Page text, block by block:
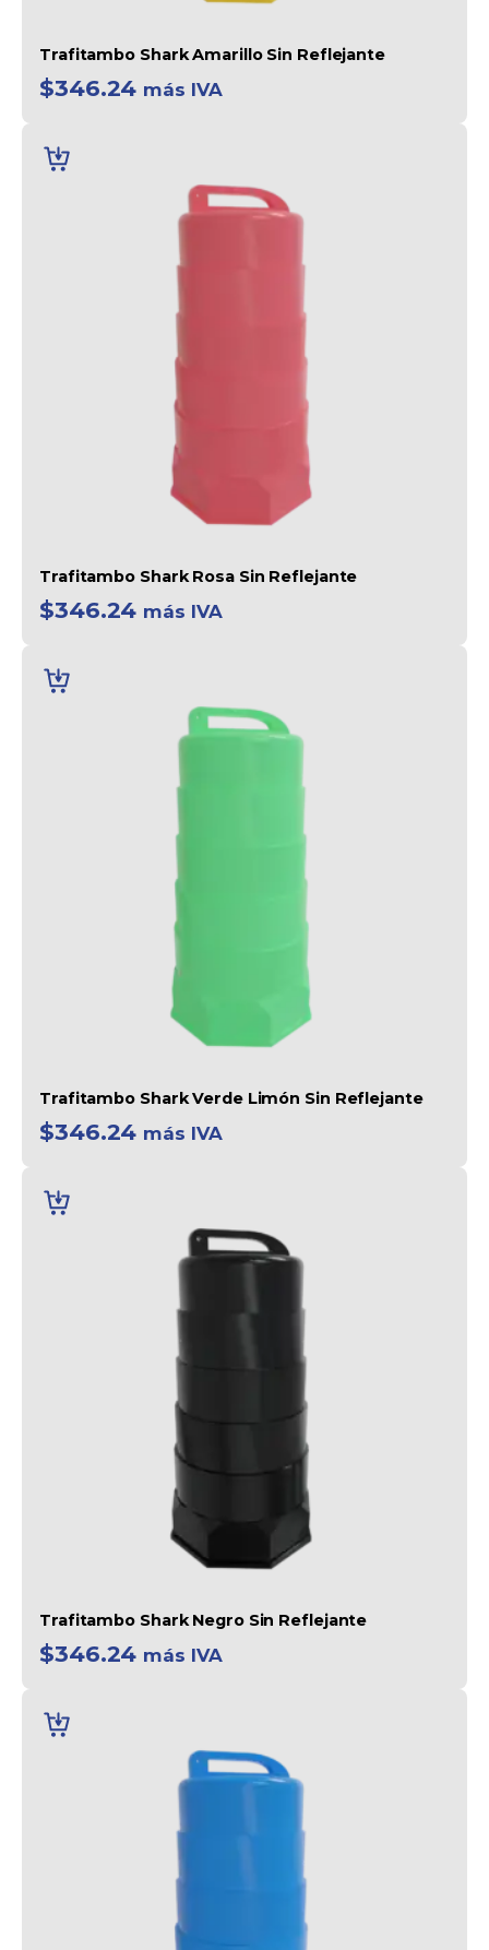
Trafitambo Shark Amarillo Sin Reflejante
$346.24 más IVA
Trafitambo Shark Rosa Sin Reflejante
$346.24 más IVA
AL
CARRITO
Trafitambo Shark Verde Limón Sin Reflejante
$346.24 más IVA
AL
CARRITO
Trafitambo Shark Negro Sin Reflejante
$346.24 más IVA
AÑADIR
AL
CARRITO
AÑADIR
AL
CARRITO